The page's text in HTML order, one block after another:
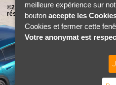
©2026-2027 AP AUTO tous droits
réservés
meilleure expérience sur
bouton accepte les
Cookies et fermer cette
Votre anonymat est